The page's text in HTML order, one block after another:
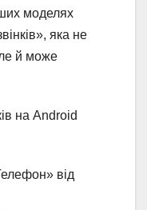
моделях
яка не
й може
на Android
від